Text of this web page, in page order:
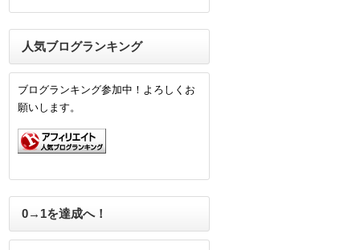
人気ブログランキング
ブログランキング参加中！よろしくお
願いします。
0→1を達成へ！